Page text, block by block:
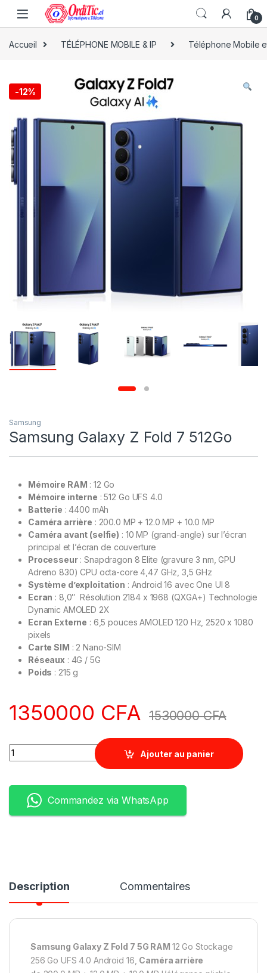
0
Accueil TÉLÉPHONE MOBILE & IP Téléphone Mobile
-12%
Samsung
Samsung Galaxy Z Fold 7 512Go
Mémoire RAM : 12 Go
Mémoire interne : 512 Go UFS 4.0
Batterie : 4400 mAh
Caméra arrière : 200.0 MP + 12.0 MP + 10.0 MP
Caméra avant (selfie) : 10 MP (grand-angle) sur l’écran
principal et l’écran de couverture
Processeur: Snapdragon 8 Elite (gravure 3 nm, GPU
Adreno 830) CPU octa-core 4,47 GHz, 3,5 GHz
Système d’exploitation : Android 16 avec One UI 8
Ecran : 8,0″ Résolution 2184 x 1968 (QXGA+) Technologie
Dynamic AMOLED 2X
Ecran Externe : 6,5 pouces AMOLED 120 Hz, 2520 x 1080
pixels
Carte SIM : 2 Nano-SIM
Réseaux : 4G / 5G
Poids : 215 g
1350000 CFA 1530000CFA
Quantity
Ajouter au panier
Commandez via WhatsApp
Description Commentaires
Samsung Galaxy Z Fold 7 5G RAM 12 Go Stockage
256 Go UFS 4.0 Android 16, Caméra arrière